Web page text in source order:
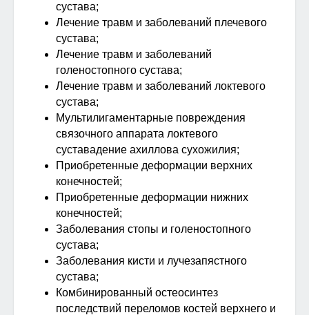
сустава;
Лечение травм и заболеваний плечевого
сустава;
Лечение травм и заболеваний
голеностопного сустава;
Лечение травм и заболеваний локтевого
сустава;
Мультилигаментарные повреждения
связочного аппарата локтевого
суставадение ахиллова сухожилия;
Приобретенные деформации верхних
конечностей;
Приобретенные деформации нижних
конечностей;
Заболевания стопы и голеностопного
сустава;
Заболевания кисти и лучезапястного
сустава;
Комбинированный остеосинтез
последствий переломов костей верхнего и